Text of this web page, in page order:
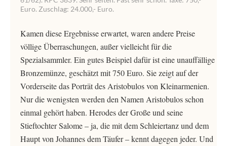
Euro. Zuschlag: 24.000,- Euro.
Kamen diese Ergebnisse erwartet, waren andere Preise
völlige Überraschungen, außer vielleicht für die
Spezialsammler. Ein gutes Beispiel dafür ist eine unauffällige
Bronzemünze, geschätzt mit 750 Euro. Sie zeigt auf der
Vorderseite das Porträt des Aristobulos von Kleinarmenien.
Nur die wenigsten werden den Namen Aristobulos schon
einmal gehört haben. Herodes der Große und seine
Stieftochter Salome – ja, die mit dem Schleiertanz und dem
Haupt von Johannes dem Täufer – kennt dagegen jeder. Und